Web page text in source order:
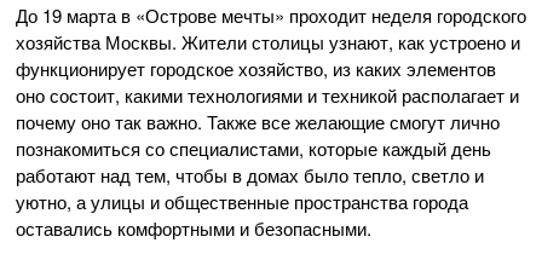
До 19 марта в «Острове мечты» проходит неделя городского
хозяйства Москвы. Жители столицы узнают, как устроено и
функционирует городское хозяйство, из каких элементов
оно состоит, какими технологиями и техникой располагает и
почему оно так важно. Также все желающие смогут лично
познакомиться со специалистами, которые каждый день
работают над тем, чтобы в домах было тепло, светло и
уютно, а улицы и общественные пространства города
оставались комфортными и безопасными.